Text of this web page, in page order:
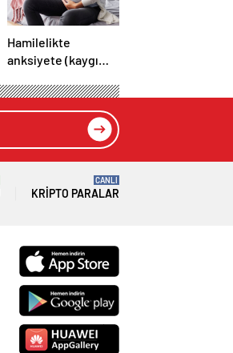
Hamilelikte
anksiyete (kaygı
yaşayanların gerçek
ihtiyacı
KRIPTO PARALAR
CANLI